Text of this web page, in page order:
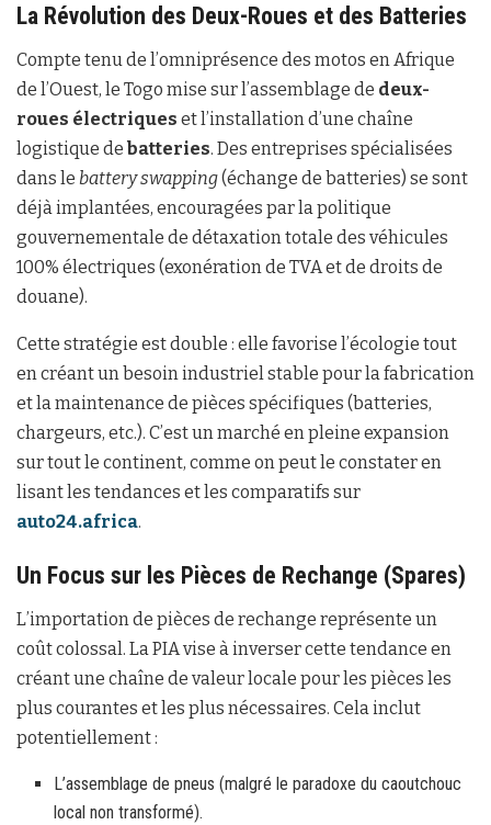
La Révolution des Deux-Roues et des Batteries
Compte tenu de l’omniprésence des motos en Afrique
de l’Ouest, le Togo mise sur l’assemblage de deux-
roues électriques et l’installation d’une chaîne
logistique de batteries. Des entreprises spécialisées
dans le battery swapping(échange de batteries) se sont
déjà implantées, encouragées par la politique
gouvernementale de détaxation totale des véhicules
100% électriques (exonération de TVA et de droits de
douane).
Cette stratégie est double : elle favorise l’écologie tout
en créant un besoin industriel stable pour la fabrication
et la maintenance de pièces spécifiques (batteries,
chargeurs, etc.). C’est un marché en pleine expansion
sur tout le continent, comme on peut le constater en
lisant les tendances et les comparatifs sur
auto24.africa.
Un Focus sur les Pièces de Rechange (Spares)
L’importation de pièces de rechange représente un
coût colossal. La PIA vise à inverser cette tendance en
créant une chaîne de valeur locale pour les pièces les
plus courantes et les plus nécessaires. Cela inclut
potentiellement :
L’assemblage de pneus (malgré le paradoxe du caoutchouc
local non transformé).